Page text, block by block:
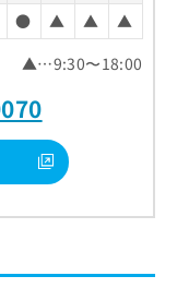
● ▲ ▲
▲
▲…9:30〜18:00